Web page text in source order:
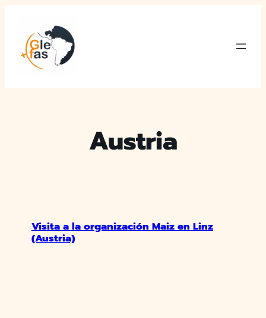
contenido
Austria
Visita a la organización Maiz en Linz
(Austria)